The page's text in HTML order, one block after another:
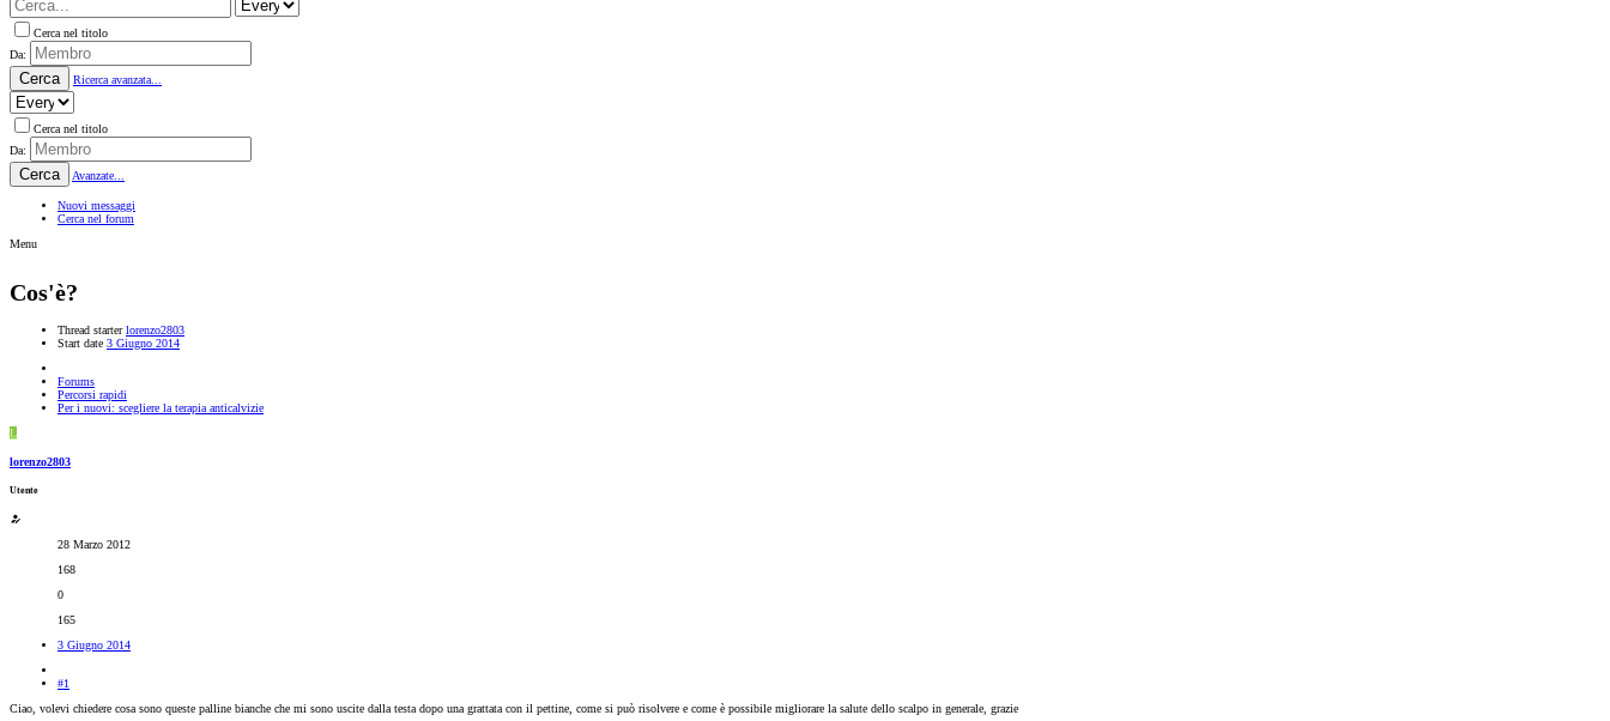
Cerca nel titolo
Da:
Cerca Ricerca avanzata...
Cerca nel titolo
Da:
Cerca Avanzate...
Nuovi messaggi
Cerca nel forum
Menu
Cos'è?
Thread starter lorenzo2803
Start date 3 Giugno 2014
Forums
Percorsi rapidi
Per i nuovi: scegliere la terapia anticalvizie
L
lorenzo2803
Utente
28 Marzo 2012
168
0
165
3 Giugno 2014
#1
Ciao, volevi chiedere cosa sono queste palline bianche che mi sono uscite dalla testa dopo una grattata con il pettine, come si può risolvere e come è possibile migliorare la salute dello scalpo in generale, grazie